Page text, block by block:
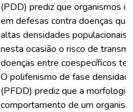
(PDD) prediz que organismos
em defesas contra doenças
altas densidades populacionais,
nesta ocasião o risco de
doenças entre coespecíficos
O polifenismo de fase
(PFDD) prediz que a
comportamento de um